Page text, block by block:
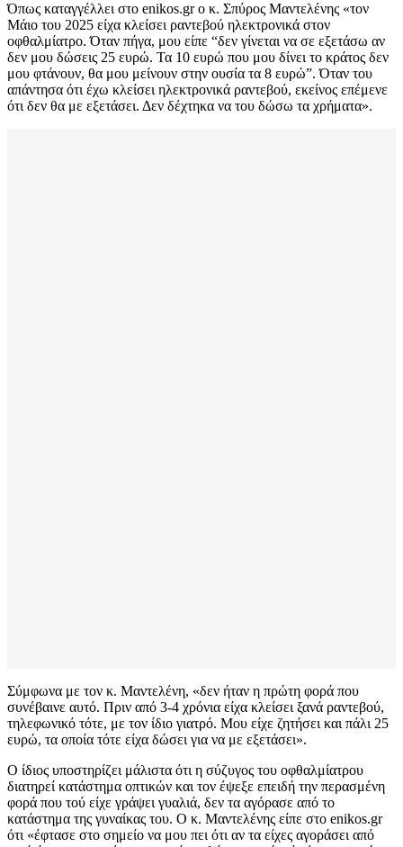
Όπως καταγγέλλει στο enikos.gr ο κ. Σπύρος Μαντελένης «τον
Μάιο του 2025 είχα κλείσει ραντεβού ηλεκτρονικά στον
οφθαλμίατρο. Όταν πήγα, μου είπε “δεν γίνεται να σε εξετάσω αν
δεν μου δώσεις 25 ευρώ. Τα 10 ευρώ που μου δίνει το κράτος δεν
μου φτάνουν, θα μου μείνουν στην ουσία τα 8 ευρώ”. Όταν του
απάντησα ότι έχω κλείσει ηλεκτρονικά ραντεβού, εκείνος επέμενε
ότι δεν θα με εξετάσει. Δεν δέχτηκα να του δώσω τα χρήματα».
Σύμφωνα με τον κ. Μαντελένη, «δεν ήταν η πρώτη φορά που
συνέβαινε αυτό. Πριν από 3-4 χρόνια είχα κλείσει ξανά ραντεβού,
τηλεφωνικό τότε, με τον ίδιο γιατρό. Μου είχε ζητήσει και πάλι 25
ευρώ, τα οποία τότε είχα δώσει για να με εξετάσει».
Ο ίδιος υποστηρίζει μάλιστα ότι η σύζυγος του οφθαλμίατρου
διατηρεί κατάστημα οπτικών και τον έψεξε επειδή την περασμένη
φορά που τού είχε γράψει γυαλιά, δεν τα αγόρασε από το
κατάστημα της γυναίκας του. Ο κ. Μαντελένης είπε στο enikos.gr
ότι «έφτασε στο σημείο να μου πει ότι αν τα είχες αγοράσει από